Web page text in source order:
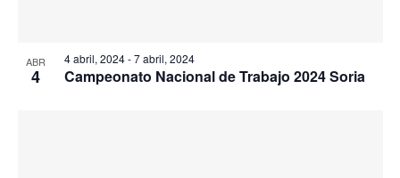
ABR
4
4 abril, 2024-7 abril, 2024
Campeonato Nacional de Trabajo 2024 Soria